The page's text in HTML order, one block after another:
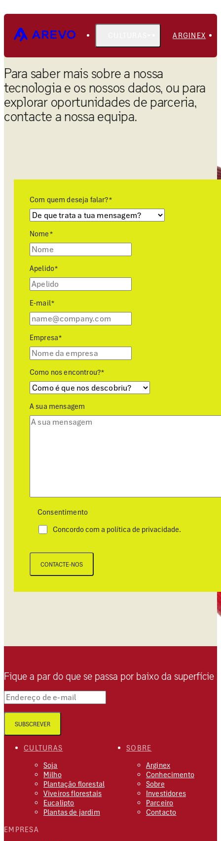
ARGINEX
Para saber mais sobre a nossa
tecnologia e os nossos dados, ou para
explorar oportunidades de parceria,
contacte a nossa equipa.
Com quem deseja falar?*
Nome*
Apelido*
E-mail*
Empresa*
Como nos encontrou?*
A sua mensagem
Consentimento
Concordo com a política de privacidade.
CONTACTE-NOS
CULTURAS
Soja
Milho
Plantação florestal
Viveiros florestais
Eucalipto
Plantas de jardim
SOBRE
Arginex
Conhecimento
Sobre
Investidores
Parceiro
Contacto
EMPRESA
Fique a par do que se passa por baixo da superfície
Endereço de e-mail
SUBSCREVER